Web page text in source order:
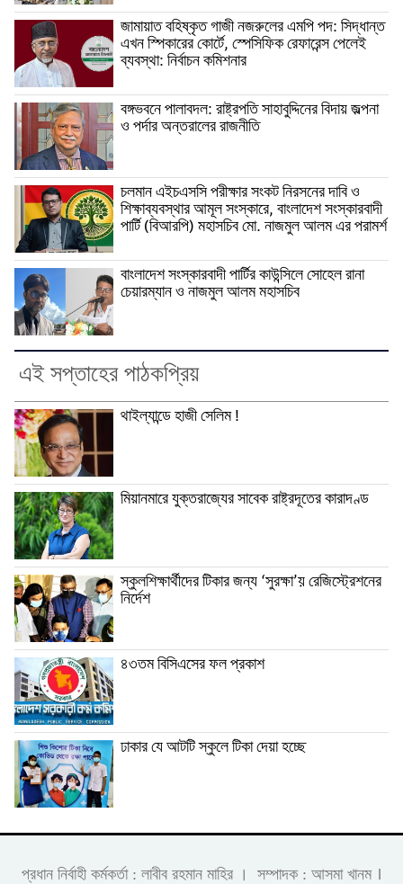
জামায়াত বহিষ্কৃত গাজী নজরুলের এমপি পদ: সিদ্ধান্ত
এখন স্পিকারের কোর্টে, স্পেসিফিক রেফারেন্স পেলেই
ব্যবস্থা: নির্বাচন কমিশনার
বঙ্গভবনে পালাবদল: রাষ্ট্রপতি সাহাবুদ্দিনের বিদায় জল্পনা
ও পর্দার অন্তরালের রাজনীতি
চলমান এইচএসসি পরীক্ষার সংকট নিরসনের দাবি ও
শিক্ষাব্যবস্থার আমূল সংস্কারে, বাংলাদেশ সংস্কারবাদী
পার্টি (বিআরপি) মহাসচিব মো. নাজমুল আলম এর পরামর্শ
বাংলাদেশ সংস্কারবাদী পার্টির কাউন্সিলে সোহেল রানা
চেয়ারম্যান ও নাজমুল আলম মহাসচিব
এই সপ্তাহের পাঠকপ্রিয়
থাইল্যান্ডে হাজী সেলিম !
মিয়ানমারে যুক্তরাজ্যের সাবেক রাষ্ট্রদূতের কারাদণ্ড
স্কুলশিক্ষার্থীদের টিকার জন্য ‘সুরক্ষা’য় রেজিস্ট্রেশনের
নির্দেশ
৪৩তম বিসিএসের ফল প্রকাশ
ঢাকার যে আটটি স্কুলে টিকা দেয়া হচ্ছে
প্রধান নির্বাহী কর্মকর্তা : লাবীব রহমান মাহির । সম্পাদক : আসমা খানম ।